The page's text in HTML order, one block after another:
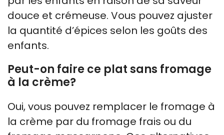
douce et crémeuse. Vous pouvez ajuster
la quantité d’épices selon les goûts des
enfants.
Peut-on faire ce plat sans fromage
à la crème?
Oui, vous pouvez remplacer le fromage à
la crème par du fromage frais ou du